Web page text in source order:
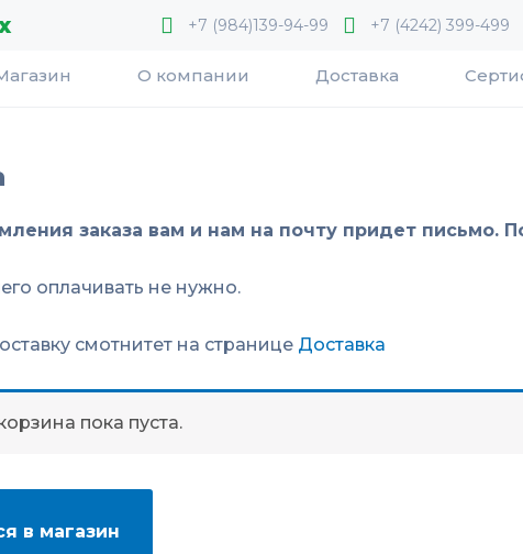
+7 (984)139-94-99 +7 (4242) 399-499
О компании Доставка
заказа вам и нам на почту придет
оплачивать не нужно.
смотнитет на странице Доставка
пока пуста.
в магазин